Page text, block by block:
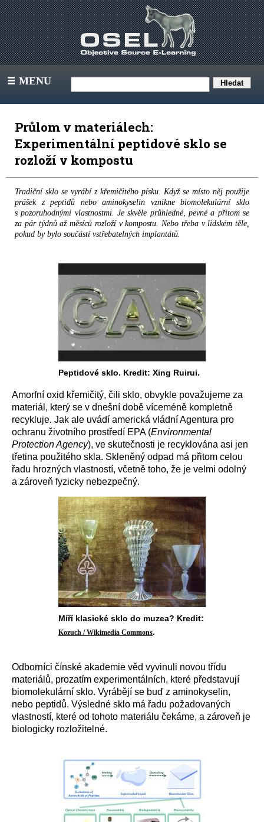
III MENU
Průlom v materiálech:
Experimentální peptidové sklo se
rozloží v kompostu
Tradiční sklo se vyrábí z křemičitého písku. Když se místo něj použije
prášek z peptidů nebo aminokyselin vznikne biomolekulární sklo
s pozoruhodnými vlastnostmi. Je skvěle průhledné, pevné a přitom se
za pár týdnů až měsíců rozloží v kompostu. Nebo třeba v lidském těle,
pokud by bylo součástí vstřebatelných implantátů.
Peptidové sklo. Kredit: Xing Ruirui.
Amorfní oxid křemičitý, čili sklo, obvykle považujeme za
materiál, který se v dnešní době víceméně kompletně
recykluje. Jak ale uvádí americká vládní Agentura pro
ochranu životního prostředí EPA (Environmental
Protection Agency), ve skutečnosti je recyklována asi jen
třetina použitého skla. Skleněný odpad má přitom celou
řadu hrozných vlastností, včetně toho, že je velmi odolný
a zároveň fyzicky nebezpečný.
Míří klasické sklo do muzea? Kredit:
Kozuch / Wikimedia Commons.
Odborníci čínské akademie věd vyvinuli novou třídu
materiálů, prozatím experimentálních, které představují
biomolekulární sklo. Vyrábějí se buď z aminokyselin,
nebo peptidů. Výsledné sklo má řadu požadovaných
vlastností, které od tohoto materiálu čekáme, a zároveň je
biologicky rozložitelné.